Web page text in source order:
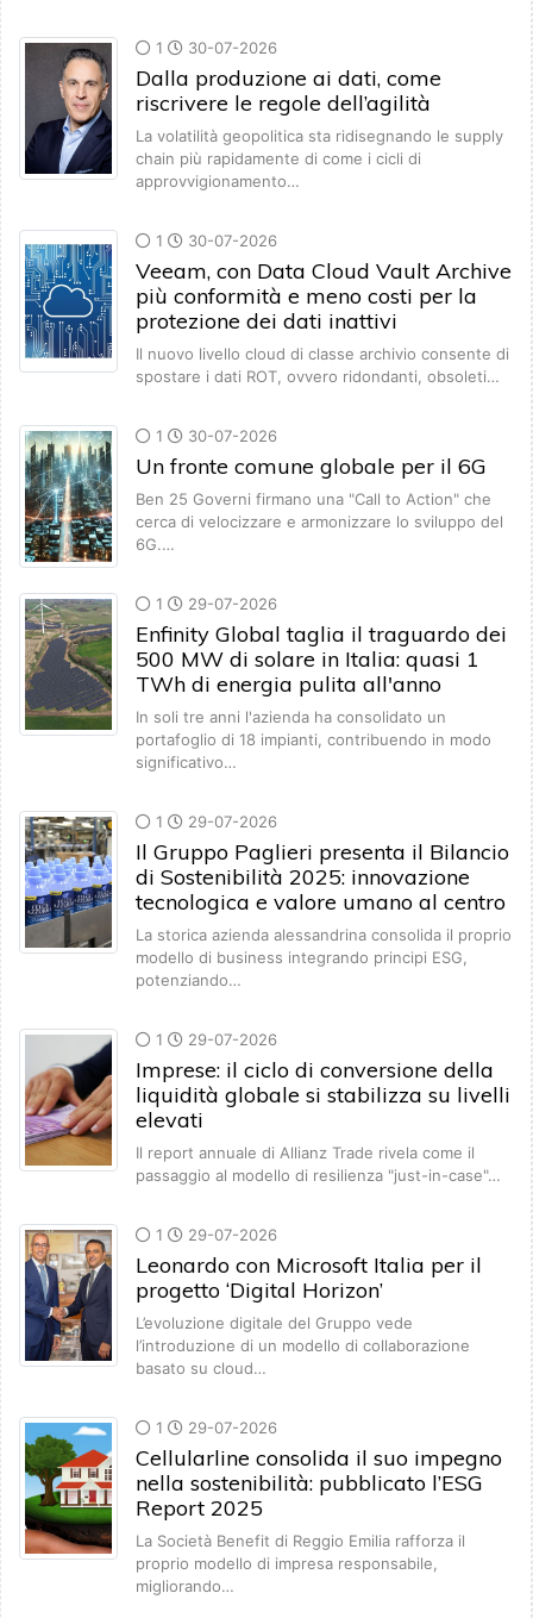
1 30-07-2026
Dalla produzione ai dati, come
riscrivere le regole dell’agilità
La volatilità geopolitica sta ridisegnando le supply
chain più rapidamente di come i cicli di
approvvigionamento…
1 30-07-2026
Veeam, con Data Cloud Vault Archive
più conformità e meno costi per la
protezione dei dati inattivi
Il nuovo livello cloud di classe archivio consente di
spostare i dati ROT, ovvero ridondanti, obsoleti…
1 30-07-2026
Un fronte comune globale per il 6G
Ben 25 Governi firmano una "Call to Action" che
cerca di velocizzare e armonizzare lo sviluppo del
6G.…
1 29-07-2026
Enfinity Global taglia il traguardo dei
500 MW di solare in Italia: quasi 1
TWh di energia pulita all'anno
In soli tre anni l'azienda ha consolidato un
portafoglio di 18 impianti, contribuendo in modo
significativo…
1 29-07-2026
Il Gruppo Paglieri presenta il Bilancio
di Sostenibilità 2025: innovazione
tecnologica e valore umano al centro
La storica azienda alessandrina consolida il proprio
modello di business integrando principi ESG,
potenziando…
1 29-07-2026
Imprese: il ciclo di conversione della
liquidità globale si stabilizza su livelli
elevati
Il report annuale di Allianz Trade rivela come il
passaggio al modello di resilienza "just-in-case"…
1 29-07-2026
Leonardo con Microsoft Italia per il
progetto ‘Digital Horizon’
L’evoluzione digitale del Gruppo vede
l’introduzione di un modello di collaborazione
basato su cloud…
1 29-07-2026
Cellularline consolida il suo impegno
nella sostenibilità: pubblicato l’ESG
Report 2025
La Società Benefit di Reggio Emilia rafforza il
proprio modello di impresa responsabile,
migliorando…